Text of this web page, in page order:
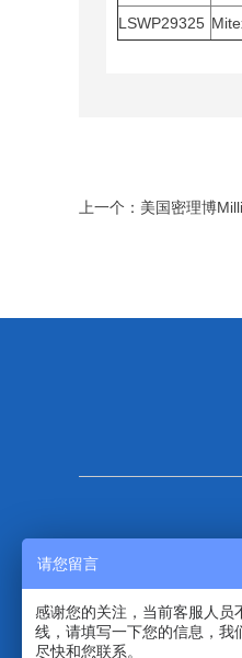
LSWP29325
上一个： 美国密理博
请您留言
感谢您的关注，当前客服人员
线，请填写一下您的信息，我
尽快和您联系。